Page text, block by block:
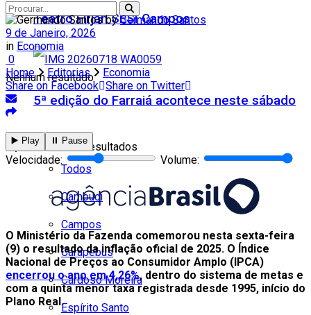
Teatro Firjan SESI Campos
5ª edição do Farraiá acontece neste sábado
Cidades
Todos
Cambuci
Campos
Carapebus
Cardoso Moreira
Espírito Santo
Nenhum resultado
Ver todos os resultados
by Germando Santos
9 de Janeiro, 2026
in Economia
0
Home
Editorias
Economia
Share on Facebook Share on Twitter
▶️ Play ⏸️ Pause
Velocidade: Volume:
O Ministério da Fazenda comemorou nesta sexta-feira
(9) o resultado da inflação oficial de 2025. O Índice
Nacional de Preços ao Consumidor Amplo (IPCA)
encerrou o ano em 4,26%, dentro do sistema de metas e
com a quinta menor taxa registrada desde 1995, início do
Plano Real.